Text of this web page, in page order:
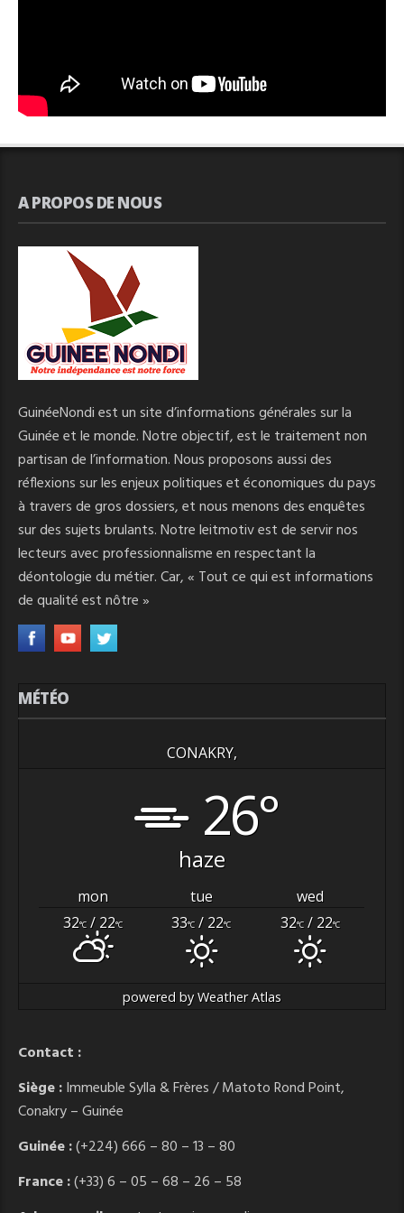
A PROPOS DE NOUS
GuinéeNondi est un site d’informations générales sur la
Guinée et le monde. Notre objectif, est le traitement non
partisan de l’information. Nous proposons aussi des
réflexions sur les enjeux politiques et économiques du pays
à travers de gros dossiers, et nous menons des enquêtes
sur des sujets brulants. Notre leitmotiv est de servir nos
lecteurs avec professionnalisme en respectant la
déontologie du métier. Car, « Tout ce qui est informations
de qualité est nôtre »
MÉTÉO
CONAKRY,
26°
haze
mon tue
wed
32°C / 22°C 33°C / 22°C 32°C/ 22°C
powered byWeather Atlas
Contact :
Siège :Immeuble Sylla & Frères / Matoto Rond Point,
Conakry – Guinée
Guinée :(+224) 666 – 80 – 13 – 80
France :(+33) 6 – 05 – 68 – 26 – 58